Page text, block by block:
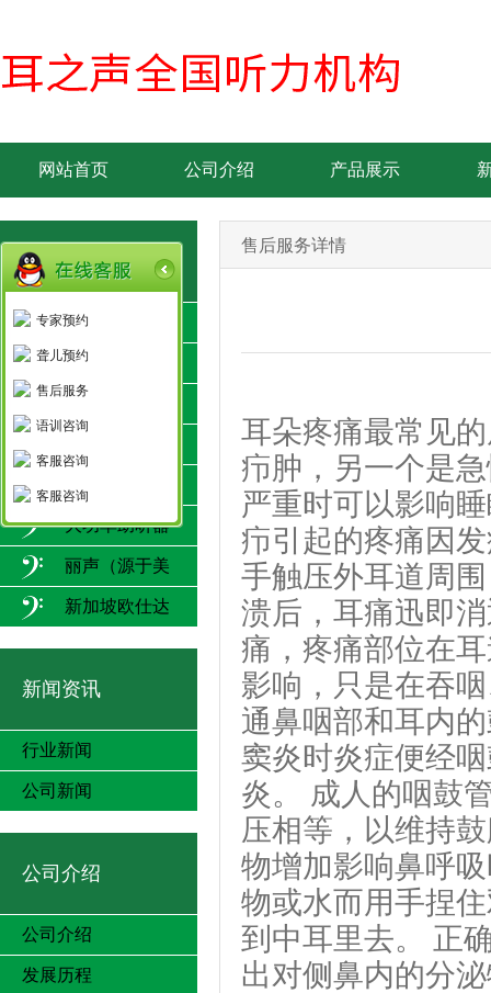
网站首页 公司介绍 产品展示
品牌简介-产品优势
丹麦瑞声达
新加坡欧仕达
美国斯达克
大功率助听器
丽声（源于美
国） 新加坡欧仕达
新闻资讯
行业新闻
公司新闻
公司介绍
公司介绍
发展历程
售后服务详情
耳朵疼痛最常见
疖肿，另一个是
严重时可以影响
疖引起的疼痛因
手触压外耳道周
溃后，耳痛迅即
痛，疼痛部位在
影响，只是在吞
通鼻咽部和耳内
窦炎时炎症便经
炎。 成人的咽鼓
压相等，以维持
物增加影响鼻呼
物或水而用手捏
到中耳里去。 正
出对侧鼻内的分
专家预约
聋儿预约
售后服务
语训咨询
客服咨询
客服咨询